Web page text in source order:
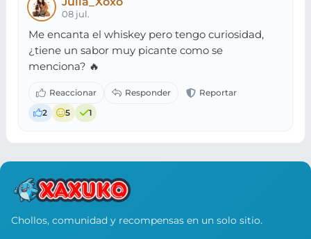
08 jul.
Me encanta el whiskey pero tengo curiosidad,
¿tiene un sabor muy picante como se
menciona? 🔥
2 5 1
Chollos, comunidad y recompensas en un solo sitio.